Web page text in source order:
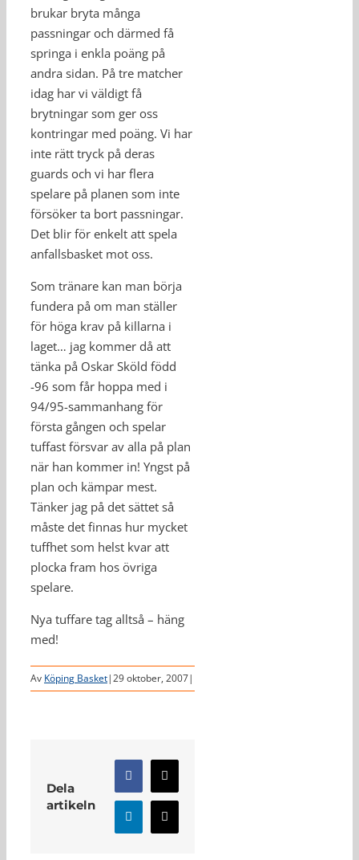
brukar bryta många
passningar och därmed få
springa i enkla poäng på
andra sidan. På tre matcher
idag har vi väldigt få
brytningar som ger oss
kontringar med poäng. Vi har
inte rätt tryck på deras
guards och vi har flera
spelare på planen som inte
försöker ta bort passningar.
Det blir för enkelt att spela
anfallsbasket mot oss.
Som tränare kan man börja
fundera på om man ställer
för höga krav på killarna i
laget… jag kommer då att
tänka på Oskar Sköld född
-96 som får hoppa med i
94/95-sammanhang för
första gången och spelar
tuffast försvar av alla på plan
när han kommer in! Yngst på
plan och kämpar mest.
Tänker jag på det sättet så
måste det finnas hur mycket
tuffhet som helst kvar att
plocka fram hos övriga
spelare.
Nya tuffare tag alltså – häng
med!
Av Köping Basket|29 oktober, 2007|
Dela
artikeln
Facebook
X
LinkedInE-
post